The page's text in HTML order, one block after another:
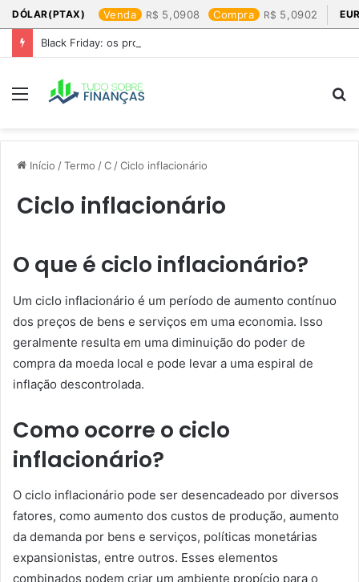
DÓLAR(PTAX) Venda 5,0908 Compra 5,0902
Black Friday: os produtos que mais valem a pena
Menu
Início /Termo /C /Ciclo inflacionário
Ciclo inflacionário
O que é ciclo inflacionário?
Um ciclo inflacionário é um período de aumento contínuo
dos preços de bens e serviços em uma economia. Isso
geralmente resulta em uma diminuição do poder de
compra da moeda local e pode levar a uma espiral de
inflação descontrolada.
Como ocorre o ciclo
inflacionário?
O ciclo inflacionário pode ser desencadeado por diversos
fatores, como aumento dos custos de produção, aumento
da demanda por bens e serviços, políticas monetárias
expansionistas, entre outros. Esses elementos
combinados podem criar um ambiente propício para o